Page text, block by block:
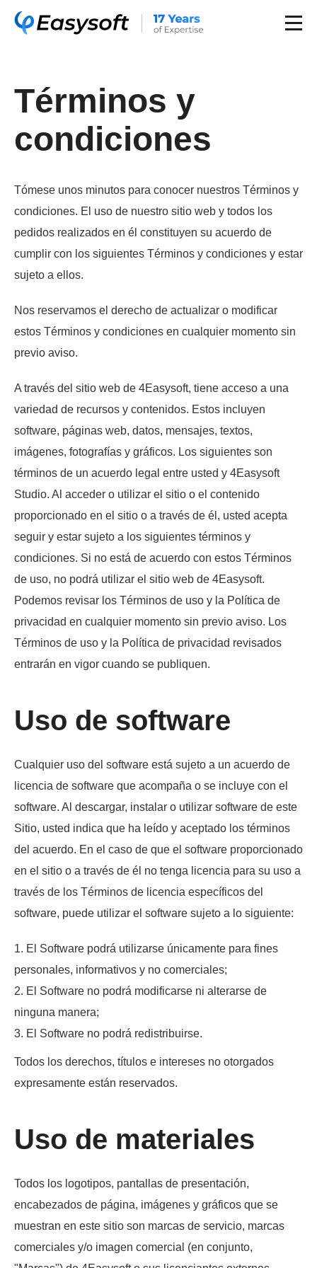
Términos y
condiciones
Tómese unos minutos para conocer nuestros Términos y
condiciones. El uso de nuestro sitio web y todos los
pedidos realizados en él constituyen su acuerdo de
cumplir con los siguientes Términos y condiciones y estar
sujeto a ellos.
Nos reservamos el derecho de actualizar o modificar
estos Términos y condiciones en cualquier momento sin
previo aviso.
A través del sitio web de 4Easysoft, tiene acceso a una
variedad de recursos y contenidos. Estos incluyen
software, páginas web, datos, mensajes, textos,
imágenes, fotografías y gráficos. Los siguientes son
términos de un acuerdo legal entre usted y 4Easysoft
Studio. Al acceder o utilizar el sitio o el contenido
proporcionado en el sitio o a través de él, usted acepta
seguir y estar sujeto a los siguientes términos y
condiciones. Si no está de acuerdo con estos Términos
de uso, no podrá utilizar el sitio web de 4Easysoft.
Podemos revisar los Términos de uso y la Política de
privacidad en cualquier momento sin previo aviso. Los
Términos de uso y la Política de privacidad revisados
entrarán en vigor cuando se publiquen.
Uso de software
Cualquier uso del software está sujeto a un acuerdo de
licencia de software que acompaña o se incluye con el
software. Al descargar, instalar o utilizar software de este
Sitio, usted indica que ha leído y aceptado los términos
del acuerdo. En el caso de que el software proporcionado
en el sitio o a través de él no tenga licencia para su uso a
través de los Términos de licencia específicos del
software, puede utilizar el software sujeto a lo siguiente:
1. El Software podrá utilizarse únicamente para fines
personales, informativos y no comerciales;
2. El Software no podrá modificarse ni alterarse de
ninguna manera;
3. El Software no podrá redistribuirse.
Todos los derechos, títulos e intereses no otorgados
expresamente están reservados.
Uso de materiales
Todos los logotipos, pantallas de presentación,
encabezados de página, imágenes y gráficos que se
muestran en este sitio son marcas de servicio, marcas
comerciales y/o imagen comercial (en conjunto,